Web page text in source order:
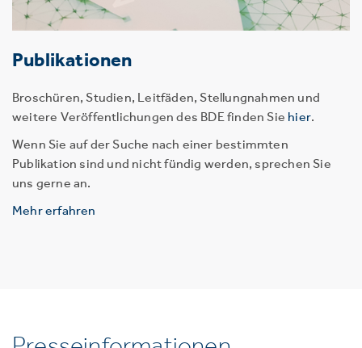
Publikationen
Broschüren, Studien, Leitfäden, Stellungnahmen und
weitere Veröffentlichungen des BDE finden Sie hier.
Wenn Sie auf der Suche nach einer bestimmten
Publikation sind und nicht fündig werden, sprechen Sie
uns gerne an.
Mehr erfahren